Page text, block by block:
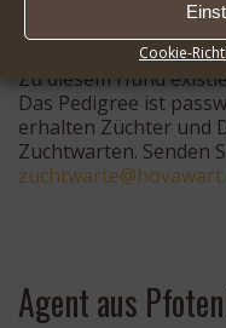
Cookie-
Den Standort des
Deckrüdenkarte.
Zu diesem Hund
Das Pedigree ist
erhalten Züchter und
Zuchtwarten. Senden
rawav
oh@et
rawth
cuz
Agent aus